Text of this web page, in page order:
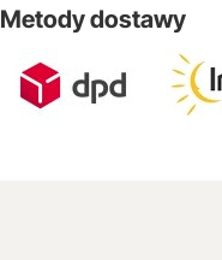
Metody dostawy